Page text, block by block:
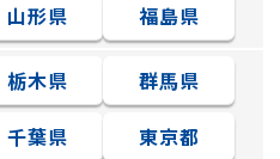
山形県 福島県
栃木県
群馬県
千葉県
東京都